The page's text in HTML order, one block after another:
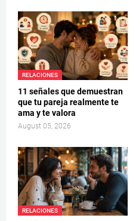
RELACIONES
11 señales que demuestran
que tu pareja realmente te
ama y te valora
August 05, 2026
RELACIONES